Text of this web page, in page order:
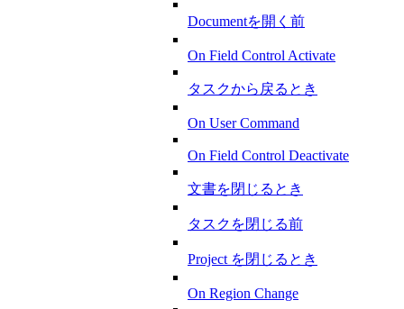
Documentを開く前
On Field Control Activate
タスクから戻るとき
On User Command
On Field Control Deactivate
文書を閉じるとき
タスクを閉じる前
Project を閉じるとき
On Region Change